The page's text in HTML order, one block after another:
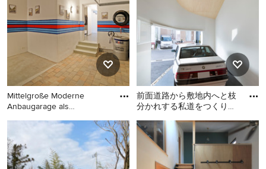
Mittelgroße Moderne
Anbaugarage als
Mittelgroße Moderne
Anbaugarage als
Arbeitsplatz, Studio oder
Werkraum in München
前面道路から敷地内へと枝
分かれする私道をつくり、
大屋根の住宅をつくった。
Moderne Anbaugarage als
Arbeitsplatz, Studio oder
Werkraum in Sonstige